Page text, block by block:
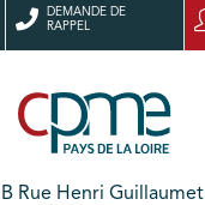
DEMANDE DE
RAPPEL
Rue Henri Guillaumet